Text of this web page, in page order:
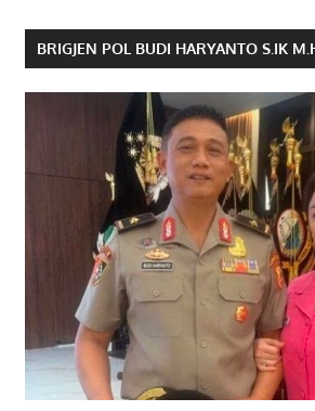
BRIGJEN POL BUDI HARYANTO S.IK